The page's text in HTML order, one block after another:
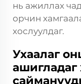
нь ажиллах
орчин
хослуулдаг.
Ухаалаг
ашигладаг